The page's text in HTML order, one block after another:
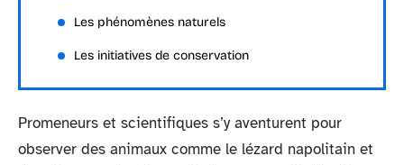
Les phénomènes naturels
Les initiatives de conservation
Promeneurs et scientifiques s’y aventurent pour
observer des animaux comme le lézard napolitain et